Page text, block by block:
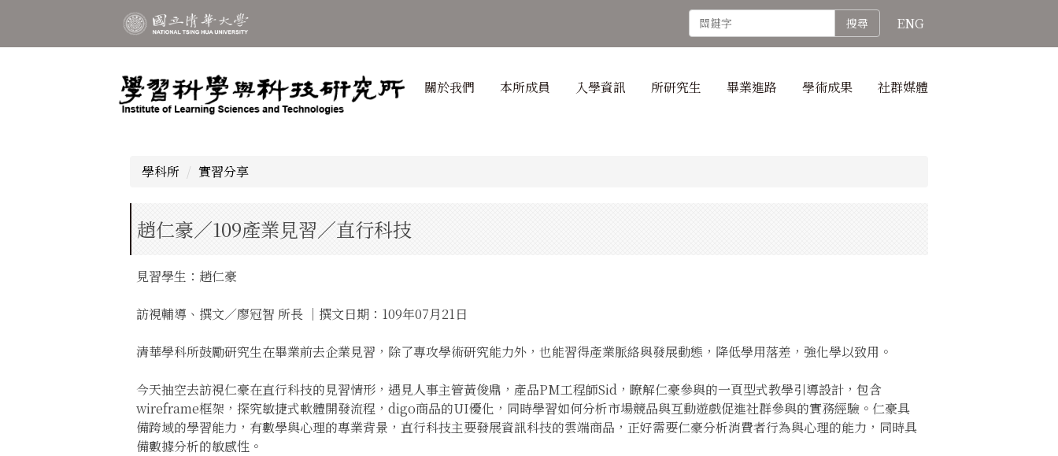
主
搜尋 ENG
關於我們 本所成員 入學資訊 所研究生 畢業進路 學術成果 社群媒體
學科所 實習分享
趙仁豪／109產業見習／直行科技
見習學生：趙仁豪
訪視輔導、撰文／廖冠智 所長 ｜撰文日期：109年07月21日
清華學科所鼓勵研究生在畢業前去企業見習，除了專攻學術研究能力外，也能習得產業脈絡與發展動態，降低學用落差，強化學以致用。
今天抽空去訪視仁豪在直行科技的見習情形，遇見人事主管黃俊鼎，產品PM工程師Sid，瞭解仁豪參與的一頁型式教學引導設計，包含
wireframe框架，探究敏捷式軟體開發流程，digo商品的UI優化，同時學習如何分析市場競品與互動遊戲促進社群參與的實務經驗。仁豪具
備跨域的學習能力，有數學與心理的專業背景，直行科技主要發展資訊科技的雲端商品，正好需要仁豪分析消費者行為與心理的能力，同時具
備數據分析的敏感性。